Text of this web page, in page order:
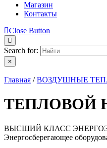
Магазин
Контакты
Close Button
Search for:
×
Главная /ВОЗДУШНЫЕ
ТЕПЛОВОЙ
ВЫСШИЙ КЛАСС
Энергосберегающее